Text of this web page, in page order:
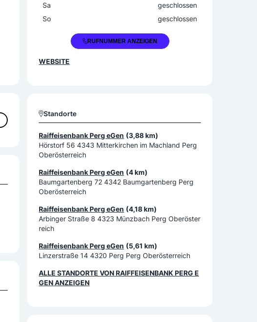
Sa
geschlossen
So
geschlossen
+43 7269 388RUFNUMMER ANZEIGEN
WEBSITE
Standorte
Raiffeisenbank Perg eGen (3,88 km)
Hörstorf 56 4343 Mitterkirchen im Machland Perg
Oberösterreich
Raiffeisenbank Perg eGen (4 km)
Baumgartenberg 72 4342 Baumgartenberg Perg
Oberösterreich
Raiffeisenbank Perg eGen (4,18 km)
Arbinger Straße 8 4323 Münzbach Perg Oberöster
reich
Raiffeisenbank Perg eGen (5,61 km)
Linzerstraße 14 4320 Perg Perg Oberösterreich
ALLE STANDORTE VONRAIFFEISENBANK PERG E
GENANZEIGEN